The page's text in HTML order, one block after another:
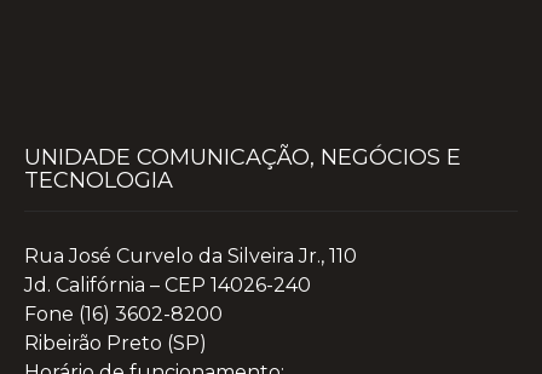
UNIDADE COMUNICAÇÃO, NEGÓCIOS E
TECNOLOGIA
Rua José Curvelo da Silveira Jr., 110
Jd. Califórnia – CEP 14026-240
Fone (16) 3602-8200
Ribeirão Preto (SP)